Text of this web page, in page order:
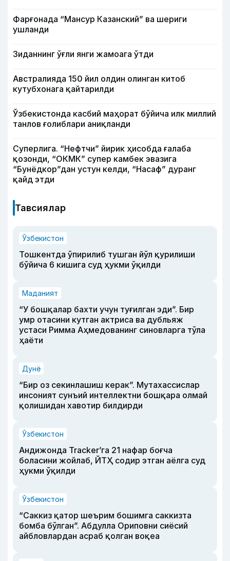
Фарғонада “Мансур Казанский” ва шериги
ушланди
Зиданнинг ўғли янги жамоага ўтди
Австралияда 150 йил олдин олинган китоб
кутубхонага қайтарилди
Ўзбекистонда касбий маҳорат бўйича илк миллий
танлов ғолиблари аниқланди
Суперлига. “Нефтчи” йирик ҳисобда ғалаба
қозонди, “ОКМК” супер камбек эвазига
“Бунёдкор”дан устун келди, “Насаф” дуранг
қайд этди
Тавсиялар
Ўзбекистон
Тошкентда ўпирилиб тушган йўл қурилиши
бўйича 6 кишига суд ҳукми ўқилди
Маданият
“У бошқалар бахти учун туғилган эди”. Бир
умр отасини кутган актриса ва дубльяж
устаси Римма Аҳмедованинг синовларга тўла
ҳаёти
Дунё
“Бир оз секинлашиш керак”. Мутахассислар
инсоният сунъий интеллектни бошқара олмай
қолишидан хавотир билдирди
Ўзбекистон
Андижонда Tracker’га 21 нафар боғча
боласини жойлаб, ЙТҲ содир этган аёлга суд
ҳукми ўқилди
Ўзбекистон
“Саккиз қатор шеърим бошимга саккизта
бомба бўлган”. Абдулла Ориповни сиёсий
айбловлардан асраб қолган воқеа